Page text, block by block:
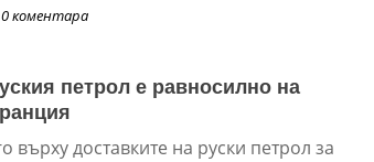
0коментара
петрол е равносилно на
върху доставките на руски петрол за